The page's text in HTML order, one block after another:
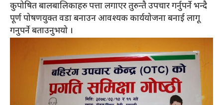
कुपोषित बालबालिकाहरु पत्ता लगाएर तुरुन्तै उपचार गर्नुपर्ने भन्दै
पूर्ण पोषणयुक्त वडा बनाउन आवश्यक कार्ययोजना बनाई लागू
गनुपर्ने बताउनुभयो ।